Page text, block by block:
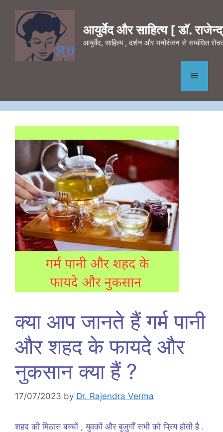
content
आयुर्वेद और साहित्य [ डॉ.
आयुर्वेद, साहित्य , दर्शन और मनोरंजन से सम्बंधित
Menu
क्या आप जानते हैं गर्म पानी
और शहद के फायदे और
नुकसान क्या हैं ?
17/07/2023 by Dr. Rajendra Verma
शहद की मिठास बच्चों , युवकों और बुजुर्गों सभी को प्रिय होती है .